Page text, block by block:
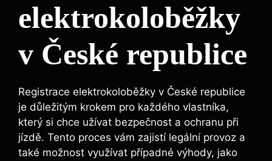
elektrokoloběžky
v České republice
Registrace elektrokoloběžky v České republice
je důležitým krokem pro každého vlastníka,
který si chce užívat bezpečnost a ochranu při
jízdě. Tento proces vám zajistí legální provoz a
také možnost využívat případné výhody, jako